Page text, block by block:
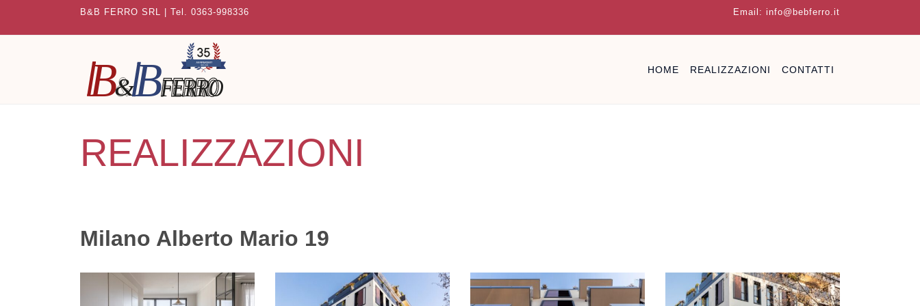
B&B FERRO SRL | Tel. 0363-998336 Email: info@bebferro.it
HOME REALIZZAZIONI CONTATTI
REALIZZAZIONI
Milano Alberto Mario 19